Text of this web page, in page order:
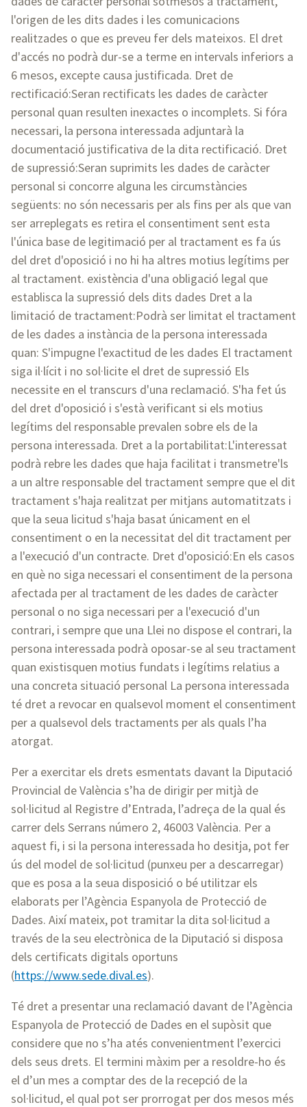
l'origen de les dits dades i les comunicacions
realitzades o que es preveu fer dels mateixos. El dret
d'accés no podrà dur-se a terme en intervals inferiors a
6 mesos, excepte causa justificada. Dret de
rectificació:Seran rectificats les dades de caràcter
personal quan resulten inexactes o incomplets. Si fóra
necessari, la persona interessada adjuntarà la
documentació justificativa de la dita rectificació. Dret
de supressió:Seran suprimits les dades de caràcter
personal si concorre alguna les circumstàncies
següents: no són necessaris per als fins per als que van
ser arreplegats es retira el consentiment sent esta
l'única base de legitimació per al tractament es fa ús
del dret d'oposició i no hi ha altres motius legítims per
al tractament. existència d'una obligació legal que
establisca la supressió dels dits dades Dret a la
limitació de tractament:Podrà ser limitat el tractament
de les dades a instància de la persona interessada
quan: S'impugne l'exactitud de les dades El tractament
siga il·lícit i no sol·licite el dret de supressió Els
necessite en el transcurs d'una reclamació. S'ha fet ús
del dret d'oposició i s'està verificant si els motius
legítims del responsable prevalen sobre els de la
persona interessada. Dret a la portabilitat:L'interessat
podrà rebre les dades que haja facilitat i transmetre'ls
a un altre responsable del tractament sempre que el dit
tractament s'haja realitzat per mitjans automatitzats i
que la seua licitud s'haja basat únicament en el
consentiment o en la necessitat del dit tractament per
a l'execució d'un contracte. Dret d'oposició:En els casos
en què no siga necessari el consentiment de la persona
afectada per al tractament de les dades de caràcter
personal o no siga necessari per a l'execució d'un
contrari, i sempre que una Llei no dispose el contrari, la
persona interessada podrà oposar-se al seu tractament
quan existisquen motius fundats i legítims relatius a
una concreta situació personal La persona interessada
té dret a revocar en qualsevol moment el consentiment
per a qualsevol dels tractaments per als quals l’ha
atorgat.
Per a exercitar els drets esmentats davant la Diputació
Provincial de València s’ha de dirigir per mitjà de
sol·licitud al Registre d’Entrada, l’adreça de la qual és
carrer dels Serrans número 2, 46003 València. Per a
aquest fi, i si la persona interessada ho desitja, pot fer
ús del model de sol·licitud (punxeu per a descarregar)
que es posa a la seua disposició o bé utilitzar els
elaborats per l’Agència Espanyola de Protecció de
Dades. Així mateix, pot tramitar la dita sol·licitud a
través de la seu electrònica de la Diputació si disposa
dels certificats digitals oportuns
(https://www.sede.dival.es).
Té dret a presentar una reclamació davant de l’Agència
Espanyola de Protecció de Dades en el supòsit que
considere que no s’ha atés convenientment l’exercici
dels seus drets. El termini màxim per a resoldre-ho és
el d’un mes a comptar des de la recepció de la
sol·licitud, el qual pot ser prorrogat per dos mesos més